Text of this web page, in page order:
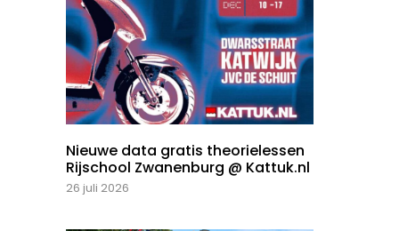
Nieuwe data gratis theorielessen
Rijschool Zwanenburg @ Kattuk.nl
26 juli 2026